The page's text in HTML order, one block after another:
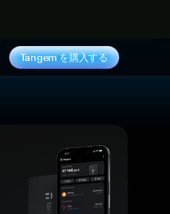
Tangem を購入する